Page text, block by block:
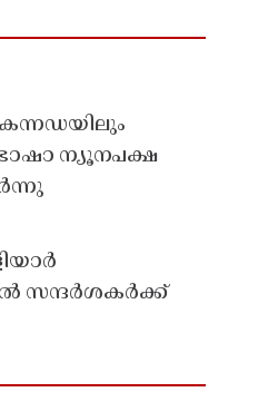
ഭാഷാ ന്യൂനപക്ഷ
സന്ദർശകർക്ക്